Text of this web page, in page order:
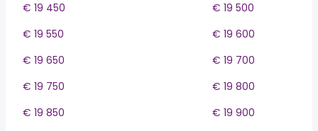
€ 19 450
€ 19 500
€ 19 550
€ 19 600
€ 19 650
€ 19 700
€ 19 750
€ 19 800
€ 19 850
€ 19 900